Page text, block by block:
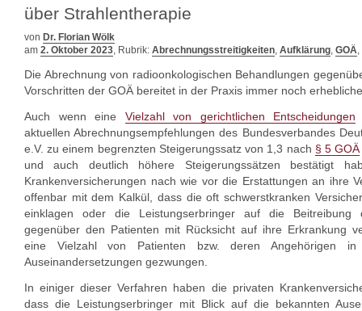
über Strahlentherapie
von Dr. Florian Wölk
am 2. Oktober 2023, Rubrik: Abrechnungsstreitigkeiten, Aufklärung, GOÄ,
Die Abrechnung von radioonkologischen Behandlungen
Vorschritten der GOÄ bereitet in der Praxis immer noch
Auch wenn eine Vielzahl von gerichtlichen Entscheidungen
aktuellen Abrechnungsempfehlungen des Bundesverbandes
e.V. zu einem begrenzten Steigerungssatz von 1,3 nach § 5 GOÄ
und auch deutlich höhere Steigerungssätzen bestätigt
Krankenversicherungen nach wie vor die Erstattungen an ihre
offenbar mit dem Kalkül, dass die oft schwerstkranken
einklagen oder die Leistungserbringer auf die Beitreibung
gegenüber den Patienten mit Rücksicht auf ihre Erkrankung
eine Vielzahl von Patienten bzw. deren Angehörigen in
Auseinandersetzungen gezwungen.
In einiger dieser Verfahren haben die privaten
dass die Leistungserbringer mit Blick auf die bekannten